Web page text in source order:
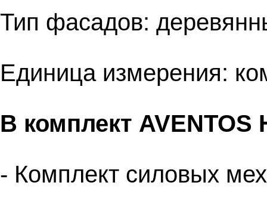
Тип фасадов:
Единица измерения:
В комплект AVENTOS
- Комплект cиловых